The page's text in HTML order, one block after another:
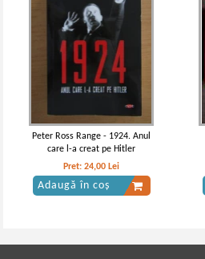
Peter Ross Range - 1924. Anul
care l-a creat pe Hitler
Pret:24,00 Lei
Adaugă în coș